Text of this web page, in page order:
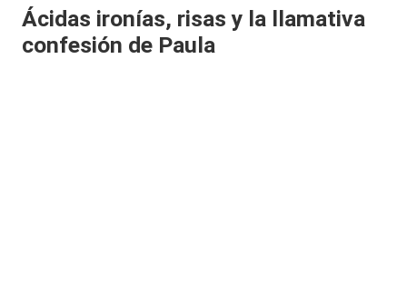
Ácidas ironías, risas y la llamativa
confesión de Paula